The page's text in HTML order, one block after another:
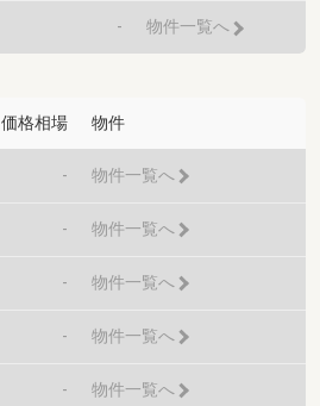
- 物件一覧へ
価格相場 物件
- 物件一覧へ
- 物件一覧へ
- 物件一覧へ
- 物件一覧へ
- 物件一覧へ